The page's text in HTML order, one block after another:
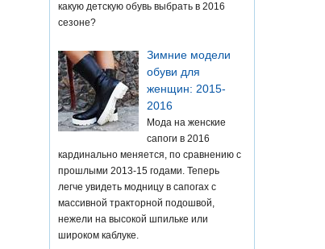
какую детскую обувь выбрать в 2016
сезоне?
Зимние модели
обуви для
женщин: 2015-
2016
Мода на женские
сапоги в 2016
кардинально меняется, по сравнению с
прошлыми 2013-15 годами. Теперь
легче увидеть модницу в сапогах с
массивной тракторной подошвой,
нежели на высокой шпильке или
широком каблуке.